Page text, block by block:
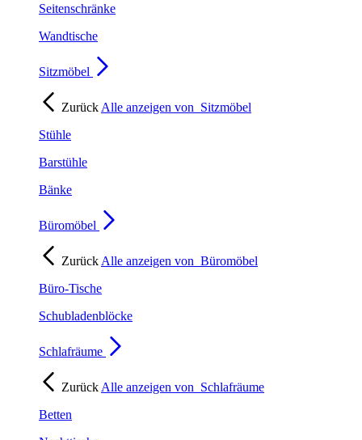
Seitenschränke
Wandtische
Sitzmöbel
Zurück Alle anzeigen von Sitzmöbel
Stühle
Barstühle
Bänke
Büromöbel
Zurück Alle anzeigen von Büromöbel
Büro-Tische
Schubladenblöcke
Schlafräume
Zurück Alle anzeigen von Schlafräume
Betten